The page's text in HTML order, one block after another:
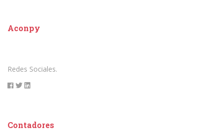
Aconpy
Redes Sociales.
Contadores